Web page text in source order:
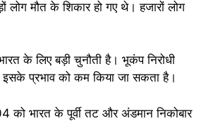
मौत के शिकार हो गए थे। हजारों लोग
के लिए बड़ी चुनौती है। भूकंप निरोधी
इसके प्रभाव को कम किया जा सकता है।
को भारत के पूर्वी तट और अंडमान निकोबार